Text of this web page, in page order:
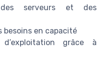
des serveurs et des
besoins en capacité
grâce à